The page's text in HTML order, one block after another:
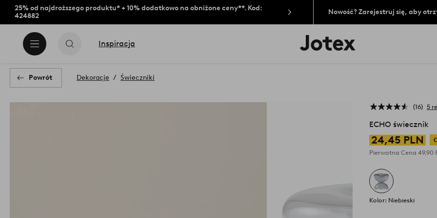
25% od najdroższego produktu* + 10% dodatkowo na obniżone ceny**. Kod:
424882
Nowość? Zarejestruj się, aby
Inspiracja
Logo
Jotex
Powrót Dekoracje Świeczniki
16 5
ECHO świecznik
24,45 PLN
Pierwotna Cena49,90
Kolor: Niebieski